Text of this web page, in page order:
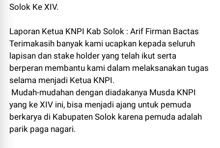
Solok Ke XIV.
Laporan Ketua KNPI Kab Solok : Arif Firman Bactas
Terimakasih banyak kami ucapkan kepada seluruh
lapisan dan stake holder yang telah ikut serta
berperan membantu kami dalam melaksanakan tugas
selama menjadi Ketua KNPI.
Mudah-mudahan dengan diadakanya Musda KNPI
yang ke XIV ini, bisa menjadi ajang untuk pemuda
berkarya di Kabupaten Solok karena pemuda adalah
parik paga nagari.